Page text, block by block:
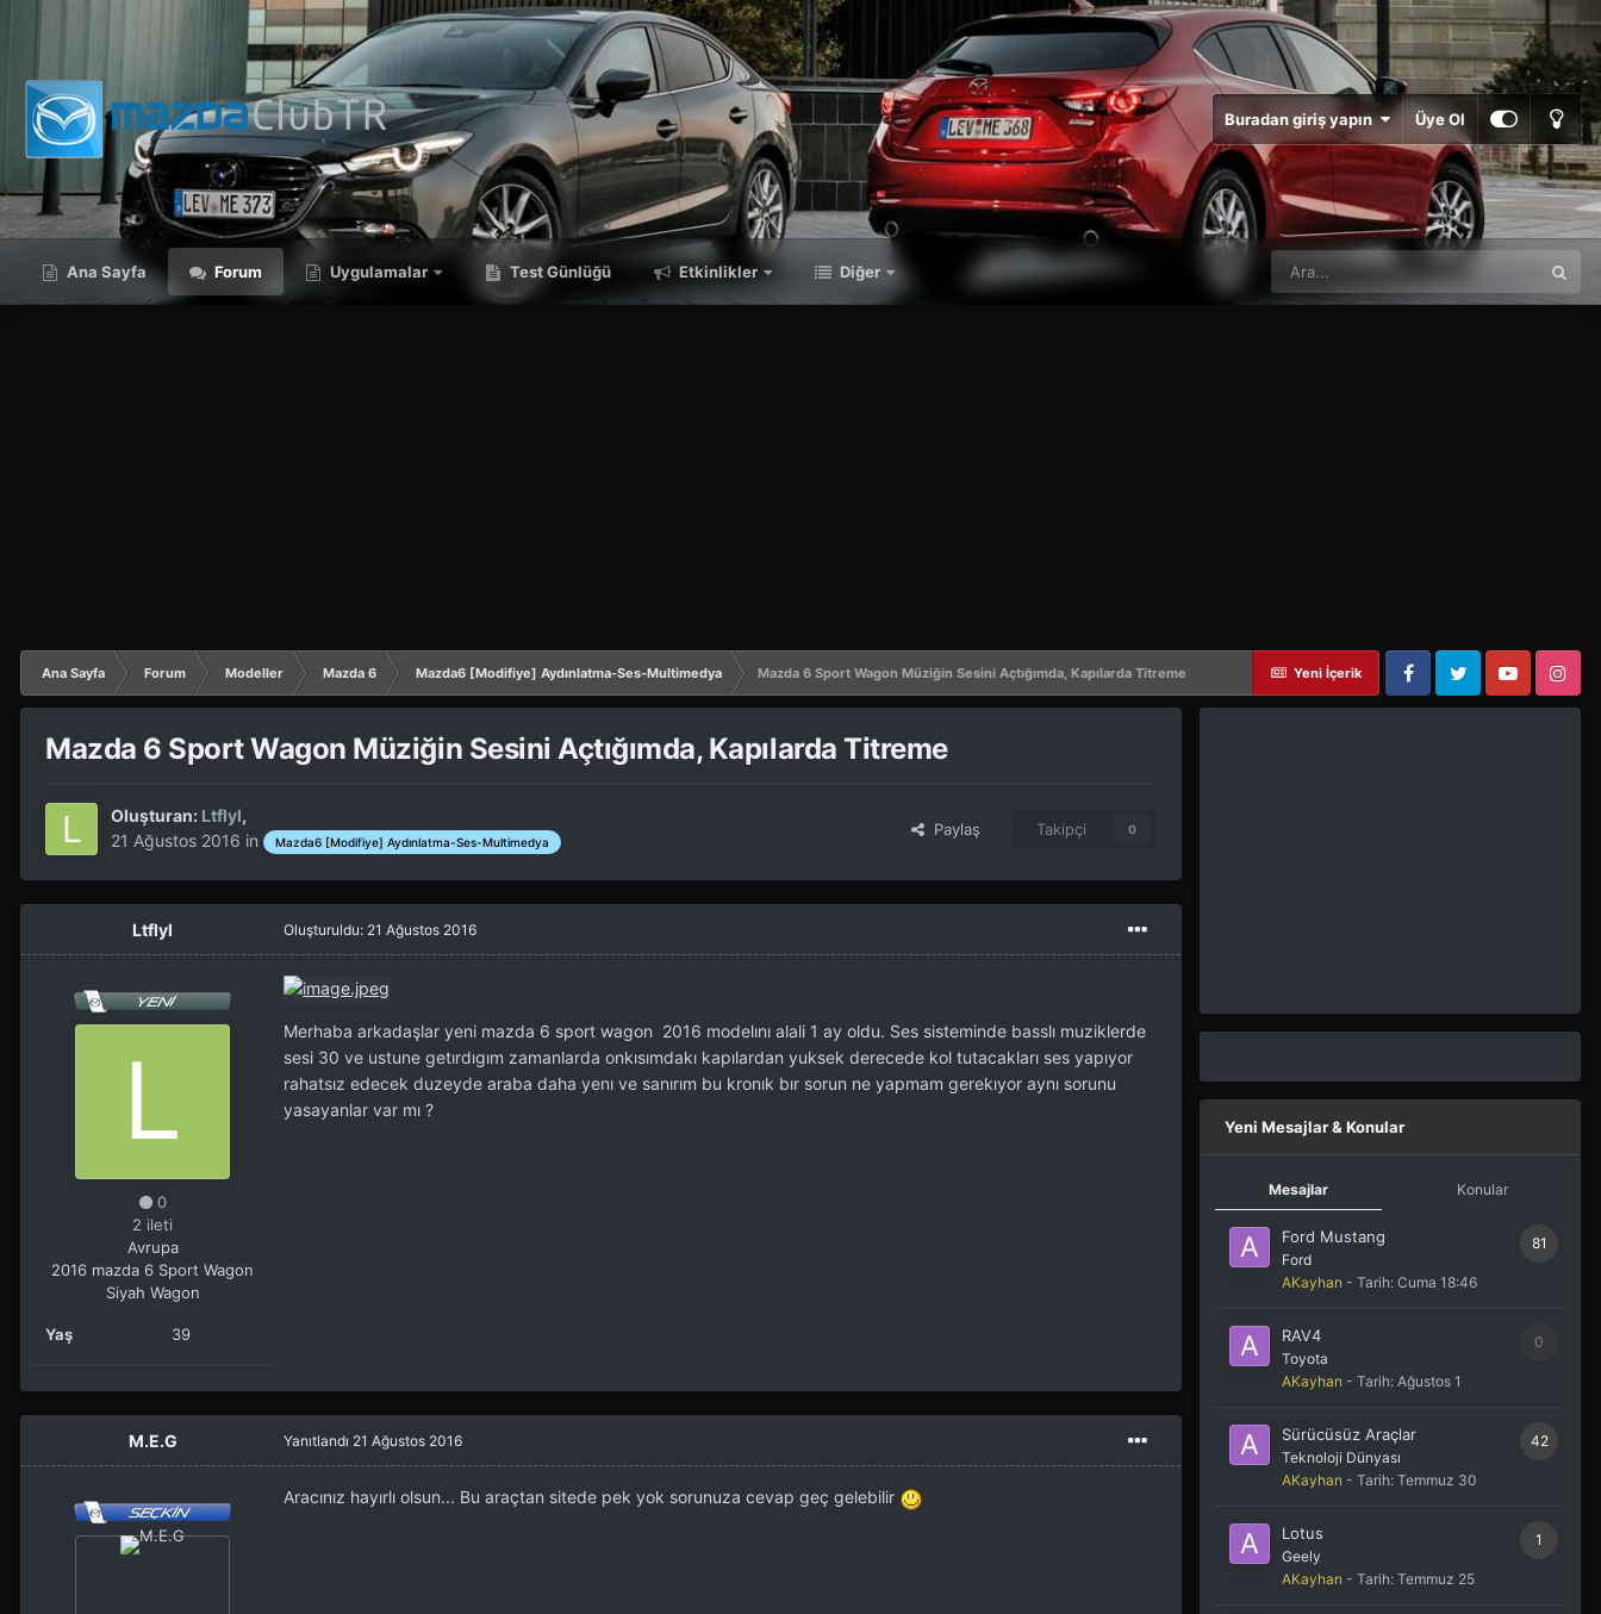
Buradan giriş yapın Üye Ol
Ana Sayfa Forum Uygulamalar Test Günlüğü Etkinlikler Diğer
Yeni İçerik
Ana Sayfa Forum Modeller Mazda 6 Mazda6 [Modifiye] Aydınlatma-Ses-Multimedya
Mazda 6 Sport Wagon Müziğin Sesini Açtığımda, Kapılarda Titreme
FacebookTwitter YouTube Instagram
Mazda 6 Sport Wagon Müziğin Sesini Açtığımda, Kapılarda Titreme
Oluşturan: Ltflyl,
21 Ağustos 2016 in Mazda6 [Modifiye] Aydınlatma-Ses-Multimedya
Paylaş Takipçi 0
Ltflyl
0
2 ileti
Avrupa
2016 mazda 6 Sport Wagon
Siyah Wagon
Yaş 39
Oluşturuldu: 21 Ağustos 2016
Merhaba arkadaşlar yeni mazda 6 sport wagon 2016 modelını alali 1 ay oldu. Ses sisteminde basslı muziklerde
sesi 30 ve ustune getırdıgım zamanlarda onkısımdakı kapılardan yuksek derecede kol tutacakları ses yapıyor
rahatsız edecek duzeyde araba daha yenı ve sanırım bu kronık bır sorun ne yapmam gerekıyor aynı sorunu
yasayanlar var mı ?
M.E.G Yanıtlandı 21 Ağustos 2016
Aracınız hayırlı olsun... Bu araçtan sitede pek yok sorunuza cevap geç gelebilir
Yeni Mesajlar & Konular
Mesajlar Konular
81
Ford Mustang
Ford
AKayhan - Tarih: Cuma 18:46
0
RAV4
Toyota
AKayhan - Tarih: Ağustos 1
42
Sürücüsüz Araçlar
Teknoloji Dünyası
AKayhan - Tarih: Temmuz 30
1
Lotus
Geely
AKayhan - Tarih: Temmuz 25